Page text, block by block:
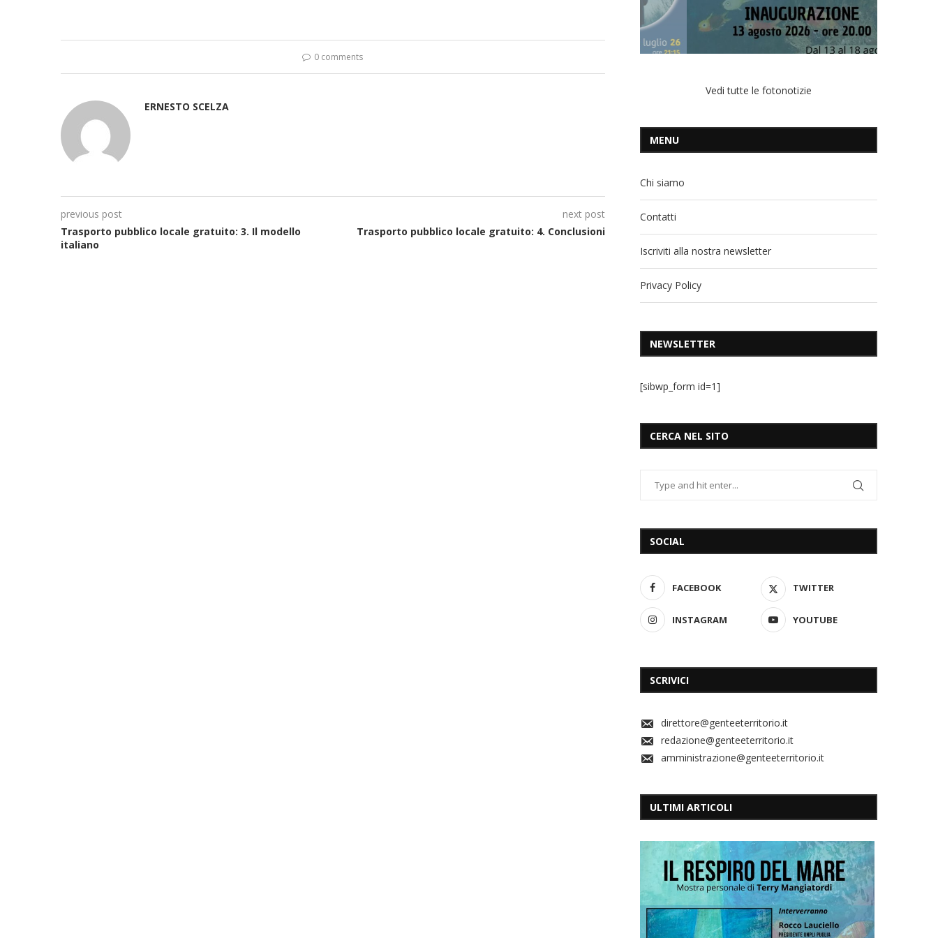
0 comments
ERNESTO SCELZA
previous post
Trasporto pubblico locale gratuito: 3. Il modello
italiano
next post
Trasporto pubblico locale gratuito: 4. Conclusioni
Vedi tutte le fotonotizie
MENU
Chi siamo
Contatti
Iscriviti alla nostra newsletter
Privacy Policy
NEWSLETTER
[sibwp_form id=1]
CERCA NEL SITO
SOCIAL
FACEBOOK TWITTER
INSTAGRAM YOUTUBE
SCRIVICI
direttore@genteeterritorio.it
redazione@genteeterritorio.it
amministrazione@genteeterritorio.it
ULTIMI ARTICOLI